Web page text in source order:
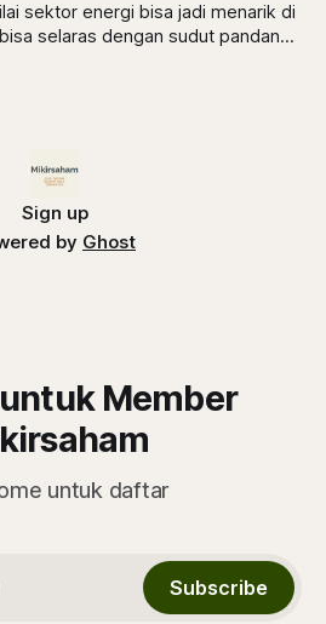
sektor energi bisa jadi menarik di
selaras dengan sudut pandang
mana sektor energi bisa
Begini analisisnya
Sign up
by Ghost
Member
untuk daftar
Subscribe